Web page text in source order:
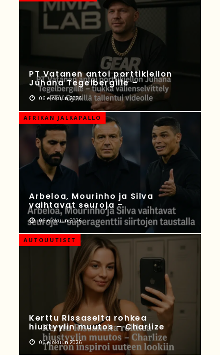
PT Vatanen antoi porttikiellon
Juhana Tegelbergille –
06 elokuun 2026
AFRIKAN JALKAPALLO
Arbeloa, Mourinho ja Silva
vaihtavat seuroja –
06 elokuun 2026
AUTOUUTISET
Kerttu Rissaselta rohkea
hiustyylin muutos – Charlize
06 elokuun 2026